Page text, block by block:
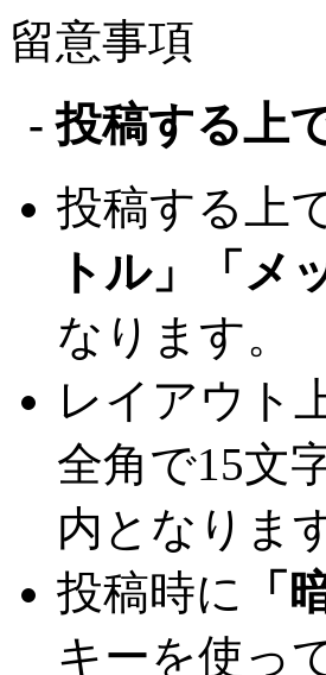
留意事項
- 投稿する上
投稿する上
トル」「メ
なります。
レイアウト
全角で15文
内となりま
投稿時に 「
キーを使っ